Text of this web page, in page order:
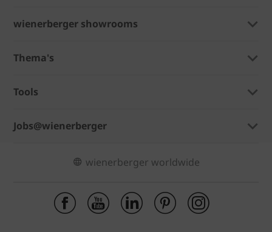
wienerberger showrooms
Thema's
Tools
Jobs@wienerberger
wienerberger worldwide